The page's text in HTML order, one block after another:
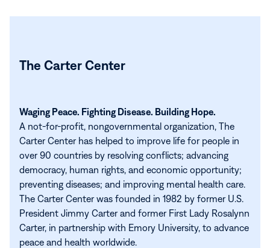
The Carter Center
Waging Peace. Fighting Disease. Building Hope.
A not-for-profit, nongovernmental organization, The
Carter Center has helped to improve life for people in
over 90 countries by resolving conflicts; advancing
democracy, human rights, and economic opportunity;
preventing diseases; and improving mental health care.
The Carter Center was founded in 1982 by former U.S.
President Jimmy Carter and former First Lady Rosalynn
Carter, in partnership with Emory University, to advance
peace and health worldwide.